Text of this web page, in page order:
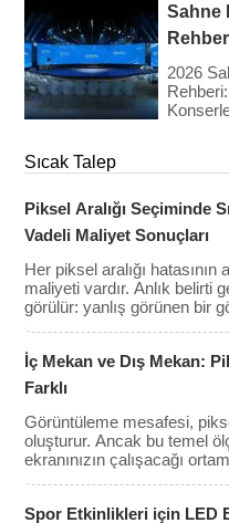
reklam
Sahne
2026
ham
olsa
(4K/8K
Sıcak Talep
Piksel Aralığı Seçiminde
Vadeli Maliyet Sonuçları
Her piksel aralığı
maliyeti vardır. Anlık belirti
görülür: yanlış görünen bir
daha büyüktür: […]
İç Mekan ve Dış Mekan:
Farklı
Görüntüleme mesafesi,
oluşturur. Ancak bu temel
ekranınızın çalışacağı
tamamen optik bir karar
Spor Etkinlikleri için LED